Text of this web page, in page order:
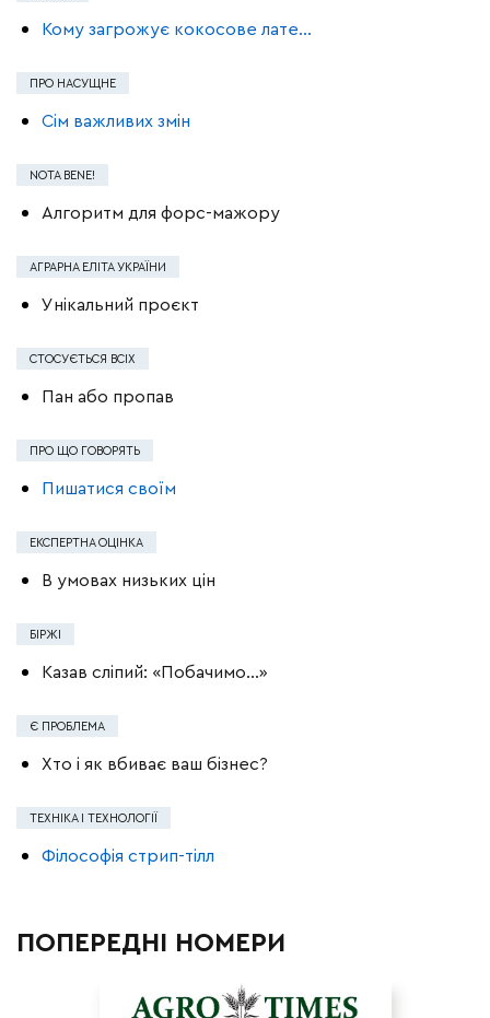
Кому загрожує кокосове лате…
ПРО НАСУЩНЕ
Сiм важливих змiн
NOTA BENE!
Алгоритм для форс-мажору
АГРАРНА ЕЛІТА УКРАЇНИ
Унікальний проєкт
СТОСУЄТЬСЯ ВСІХ
Пан або пропав
ПРО ЩО ГОВОРЯТЬ
Пишатися своїм
ЕКСПЕРТНА ОЦІНКА
В умовах низьких цін
БІРЖІ
Казав сліпий: «Побачимо…»
Є ПРОБЛЕМА
Хто і як вбиває ваш бізнес?
ТЕХНІКА І ТЕХНОЛОГІЇ
Філософія стрип-тілл
ПОПЕРЕДНІ НОМЕРИ